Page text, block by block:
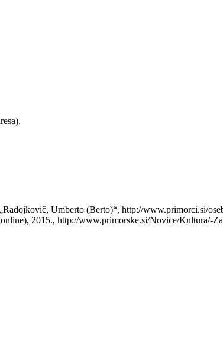
Umberto (Berto)“, http://www.primorci.si/
2015., http://www.primorske.si/Novice/Kultura/-